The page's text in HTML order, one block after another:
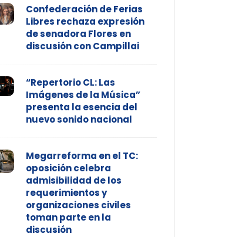
Confederación de Ferias
Libres rechaza expresión
de senadora Flores en
discusión con Campillai
“Repertorio CL: Las
Imágenes de la Música”
presenta la esencia del
nuevo sonido nacional
Megarreforma en el TC:
oposición celebra
admisibilidad de los
requerimientos y
organizaciones civiles
toman parte en la
discusión